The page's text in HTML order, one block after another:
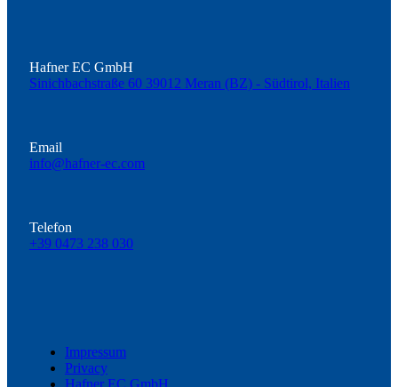
Hafner EC GmbH
Sinichbachstraße 60 39012 Meran (BZ) - Südtirol, Italien
Email
info@hafner-ec.com
Telefon
+39 0473 238 030
Impressum
Privacy
Hafner EC GmbH